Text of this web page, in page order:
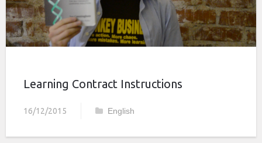
Learning Contract Instructions
16/12/2015 English